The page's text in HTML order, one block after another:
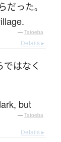
だった。
— Tatoeba
Details ▸
ではなく
but
— Tatoeba
Details ▸